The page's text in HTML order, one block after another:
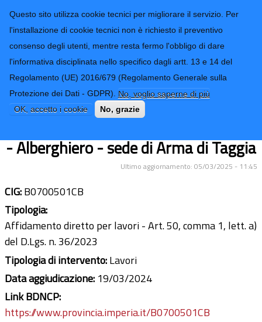
Questo sito utilizza cookie tecnici per migliorare il servizio. Per
l'installazione di cookie tecnici non è richiesto il preventivo
consenso degli utenti, mentre resta fermo l'obbligo di dare
l'informativa disciplinata nello specifico dagli artt. 13 e 14 del
Regolamento (UE) 2016/679 (Regolamento Generale sulla
Protezione dei Dati - GDPR). No, voglio saperne di più
OK, accetto i cookie
No, grazie
Provincia di
Imperia
CONTATTI-URP
TRASPARENZA
Form di ricerca
Lavori di manutenzione ordinaria per
smaltimento acque bianche dal piano
- Alberghiero - sede di Arma di Taggia
Ultimo aggiornamento: 05/03/2025 - 11:45
CIG:B0700501CB
Tipologia:
Affidamento diretto per lavori - Art. 50, comma 1, lett. a)
del D.Lgs. n. 36/2023
Tipologia di intervento:Lavori
Data aggiudicazione: 19/03/2024
Link BDNCP:
https://www.provincia.imperia.it/B0700501CB